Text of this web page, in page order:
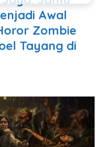
Awal
Zombie
Tayang di